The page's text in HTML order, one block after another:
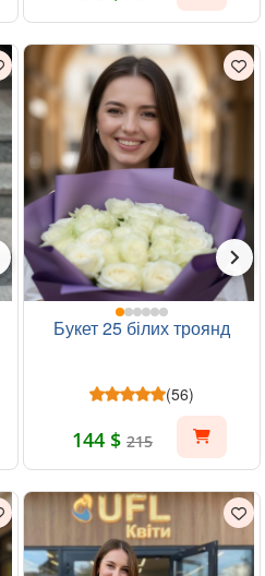
Букет 25 білих троянд
(56)
144 $ 215